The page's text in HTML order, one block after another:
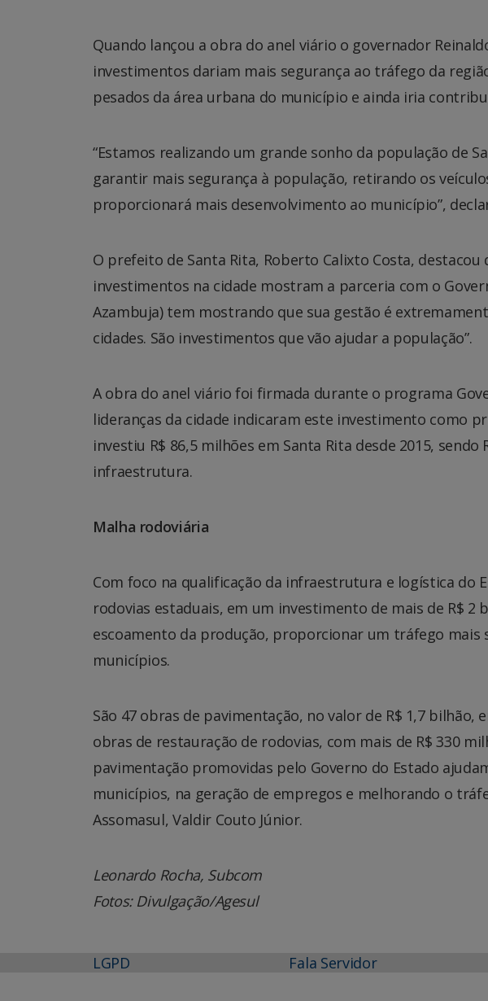
Quando lançou a obra do anel viário o governador
investimentos dariam mais segurança ao tráfego da
pesados da área urbana do município e ainda iria
“Estamos realizando um grande sonho da população de
garantir mais segurança à população, retirando os
proporcionará mais desenvolvimento ao município”,
O prefeito de Santa Rita, Roberto Calixto Costa,
investimentos na cidade mostram a parceria com o
Azambuja) tem mostrando que sua gestão é
cidades. São investimentos que vão ajudar a população”.
A obra do anel viário foi firmada durante o programa
lideranças da cidade indicaram este investimento como
investiu R$ 86,5 milhões em Santa Rita desde 2015, sendo
infraestrutura.
Malha rodoviária
Com foco na qualificação da infraestrutura e logística do
rodovias estaduais, em um investimento de mais de R$ 2
escoamento da produção, proporcionar um tráfego mais
municípios.
São 47 obras de pavimentação, no valor de R$ 1,7 bilhão,
obras de restauração de rodovias, com mais de R$ 330
pavimentação promovidas pelo Governo do Estado
municípios, na geração de empregos e melhorando o
Assomasul, Valdir Couto Júnior.
Leonardo Rocha, Subcom
Fotos: Divulgação/Agesul
LGPD Fala Servidor